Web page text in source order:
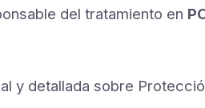
del tratamiento en
y detallada sobre